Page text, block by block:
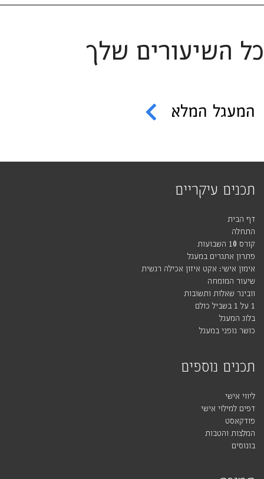
כל השיעורים שלך
המעגל המלא
תכנים עיקריים
דף הבית
התחלה
קורס 10 השבועות
פתרון אתגרים במעגל
אימון אישי: אקט איזון אכילה רגשית
שיעור המומחה
וובינר שאלות ותשובות
1 על 1 בשביל כולם
בלוג המעגל
כושר גופני במעגל
תכנים נוספים
ליווי אישי
דפים למילוי אישי
פודקאסט
המלצות והטבות
בונוסים